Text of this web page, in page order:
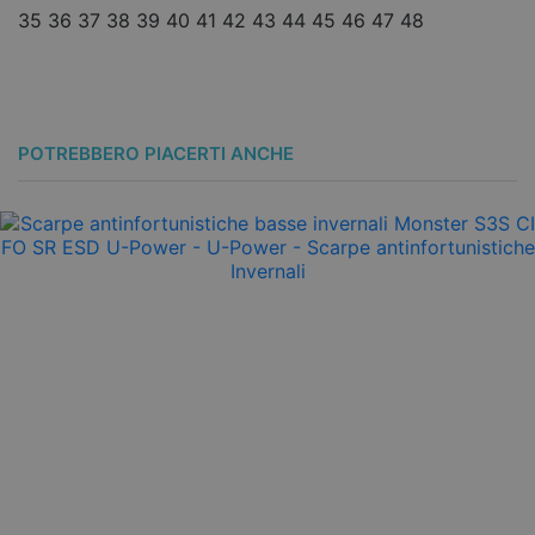
35 36 37 38 39 40 41 42 43 44 45 46 47 48
POTREBBERO PIACERTI ANCHE